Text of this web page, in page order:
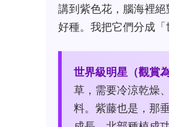
講到紫色花，腦海裡
好種。我把它們分成
世界級明星（觀賞
草，需要冷涼乾燥
料。紫藤也是，那